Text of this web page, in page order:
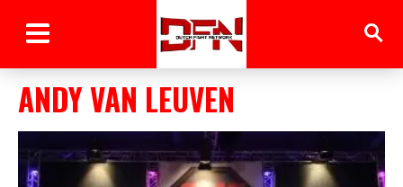
ANDY VAN LEUVEN